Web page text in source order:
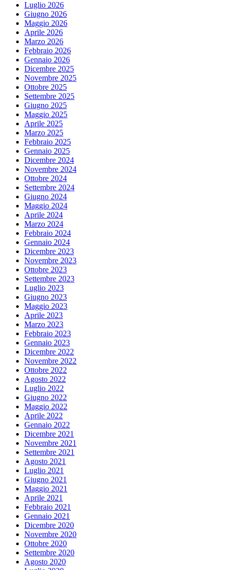
Luglio 2026
Giugno 2026
Maggio 2026
Aprile 2026
Marzo 2026
Febbraio 2026
Gennaio 2026
Dicembre 2025
Novembre 2025
Ottobre 2025
Settembre 2025
Giugno 2025
Maggio 2025
Aprile 2025
Marzo 2025
Febbraio 2025
Gennaio 2025
Dicembre 2024
Novembre 2024
Ottobre 2024
Settembre 2024
Giugno 2024
Maggio 2024
Aprile 2024
Marzo 2024
Febbraio 2024
Gennaio 2024
Dicembre 2023
Novembre 2023
Ottobre 2023
Settembre 2023
Luglio 2023
Giugno 2023
Maggio 2023
Aprile 2023
Marzo 2023
Febbraio 2023
Gennaio 2023
Dicembre 2022
Novembre 2022
Ottobre 2022
Agosto 2022
Luglio 2022
Giugno 2022
Maggio 2022
Aprile 2022
Gennaio 2022
Dicembre 2021
Novembre 2021
Settembre 2021
Agosto 2021
Luglio 2021
Giugno 2021
Maggio 2021
Aprile 2021
Febbraio 2021
Gennaio 2021
Dicembre 2020
Novembre 2020
Ottobre 2020
Settembre 2020
Agosto 2020